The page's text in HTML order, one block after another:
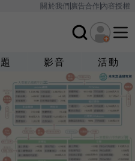
關於我們廣告合作內容授權
影音 活動